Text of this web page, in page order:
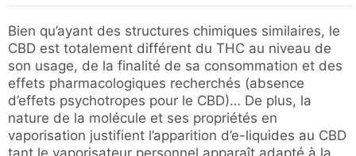
Bien qu’ayant des structures chimiques similaires, le
CBD est totalement différent du THC au niveau de
son usage, de la finalité de sa consommation et des
effets pharmacologiques recherchés (absence
d’effets psychotropes pour le CBD)… De plus, la
nature de la molécule et ses propriétés en
vaporisation justifient l’apparition d’e-liquides au CBD
tant le vaporisateur personnel apparaît adapté à la